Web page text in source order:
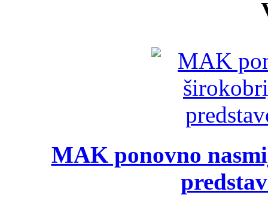
MAK ponovno